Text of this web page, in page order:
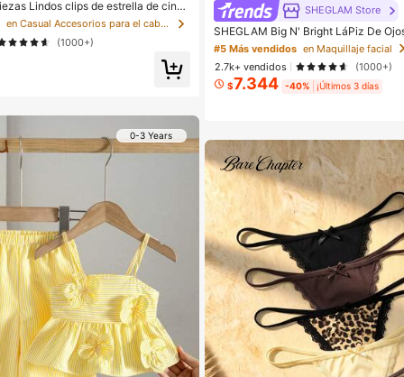
Lindos clips de estrella de cinco
clips de cabello coloridos, accesori
cabello - Adecuados para niñas, us
fiestas, deportes, estética
en Casual Accesorios para el cabello de las mujere
(1000+)
0-3 Years
SHEGLAM Store
SHEGLAM Big N' Bright LáPiz De
arca De Belleza CosméTica
Y NiñAs
#5 Más vendidos en Maquillaje facial
2.7k+ vendidos
(1000+)
$7.344 -40% ¡Últimos 3 días